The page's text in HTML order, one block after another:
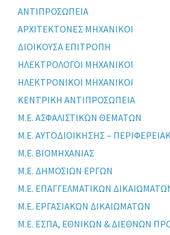
ΑΝΤΙΠΡΟΣΩΠΕΙΑ
ΑΡΧΙΤΕΚΤΟΝΕΣ ΜΗΧΑΝΙΚΟΙ
ΔΙΟΙΚΟΥΣΑ ΕΠΙΤΡΟΠΗ
ΗΛΕΚΤΡΟΛΟΓΟΙ ΜΗΧΑΝΙΚΟΙ
ΗΛΕΚΤΡΟΝΙΚΟΙ ΜΗΧΑΝΙΚΟΙ
ΚΕΝΤΡΙΚΗ ΑΝΤΙΠΡΟΣΩΠΕΙΑ
Μ.Ε. ΑΣΦΑΛΙΣΤΙΚΩΝ ΘΕΜΑΤΩΝ
Μ.Ε. ΑΥΤΟΔΙΟΙΚΗΣΗΣ –
Μ.Ε. ΒΙΟΜΗΧΑΝΙΑΣ
Μ.Ε. ΔΗΜΟΣΙΩΝ ΕΡΓΩΝ
Μ.Ε. ΕΠΑΓΓΕΛΜΑΤΙΚΩΝ
Μ.Ε. ΕΡΓΑΣΙΑΚΩΝ ΔΙΚΑΙΩΜΑΤΩΝ
Μ.Ε. ΕΣΠΑ, ΕΘΝΙΚΩΝ & ΔΙΕΘΝΩΝ